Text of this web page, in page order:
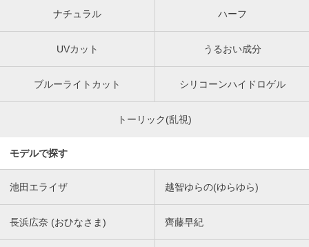
ナチュラル ハーフ
UVカット うるおい成分
ブルーライトカット シリコーンハイドロゲル
トーリック(乱視)
モデルで探す
池田エライザ 越智ゆらの(ゆらゆら)
長浜広奈 (おひなさま) 齊藤早紀